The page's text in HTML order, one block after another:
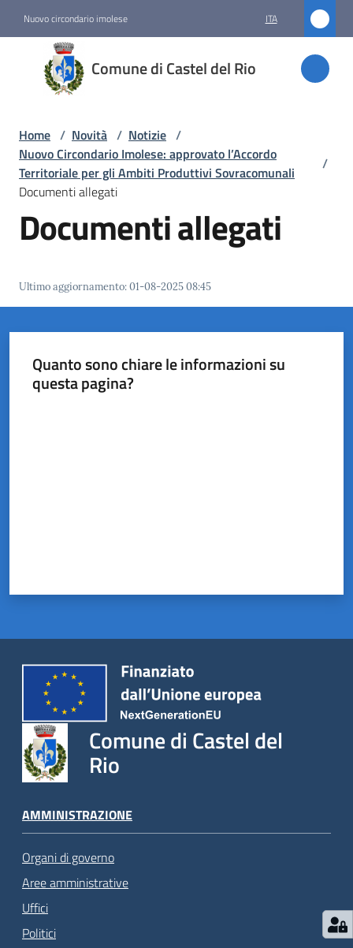
Nuovo circondario imolese ITA
Comune di Castel del Rio
Comune
di
Castel
Amministrazione
Novità
Castel
del
gli
Home / Novità / Notizie /
Nuovo Circondario Imolese: approvato l’Accordo
Territoriale per gli Ambiti Produttivi Sovracomunali
/
Documenti allegati
Documenti allegati
Ultimo aggiornamento:01-08-2025 08:45
Quanto sono chiare le informazioni su
questa pagina?
Comune di Castel del
Rio
AMMINISTRAZIONE
Organi di governo
Aree amministrative
Uffici
Politici